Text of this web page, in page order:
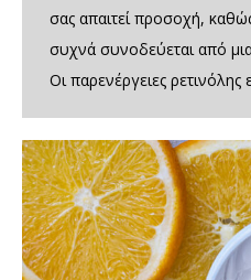
σας απαιτεί προσοχή,
συχνά συνοδεύεται από
Οι παρενέργειες